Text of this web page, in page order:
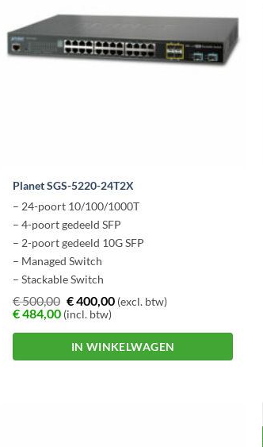
Planet SGS-5220-24T2X
– 24-poort 10/100/1000T
– 4-poort gedeeld SFP
– 2-poort gedeeld 10G SFP
– Managed Switch
– Stackable Switch
Levertijd switch 3-5 werkdagen
€500,00 €400,00(excl. btw)
€484,00(incl. btw)
IN WINKELWAGEN